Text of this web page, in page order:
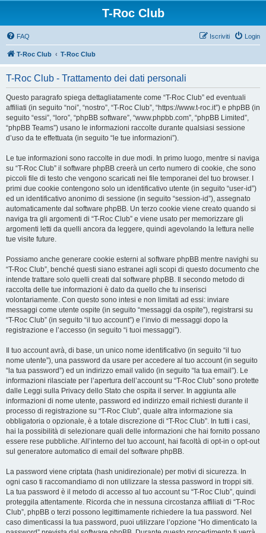
T-Roc Club
FAQ Login
Iscriviti
T-Roc Club T-Roc Club
T-Roc Club - Trattamento dei dati personali
Questo paragrafo spiega dettagliatamente come “T-Roc Club” ed eventuali
affiliati (in seguito “noi”, “nostro”, “T-Roc Club”, “https://www.t-roc.it”) e phpBB (in
seguito “essi”, “loro”, “phpBB software”, “www.phpbb.com”, “phpBB Limited”,
“phpBB Teams”) usano le informazioni raccolte durante qualsiasi sessione
d’uso da te effettuata (in seguito “le tue informazioni”).
Le tue informazioni sono raccolte in due modi. In primo luogo, mentre si naviga
su “T-Roc Club” il software phpBB creerà un certo numero di cookie, che sono
piccoli file di testo che vengono scaricati nei file temporanei del tuo browser. I
primi due cookie contengono solo un identificativo utente (in seguito “user-id”)
ed un identificativo anonimo di sessione (in seguito “session-id”), assegnato
automaticamente dal software phpBB. Un terzo cookie viene creato quando si
naviga tra gli argomenti di “T-Roc Club” e viene usato per memorizzare gli
argomenti letti da quelli ancora da leggere, quindi agevolando la lettura nelle
tue visite future.
Possiamo anche generare cookie esterni al software phpBB mentre navighi su
“T-Roc Club”, benché questi siano estranei agli scopi di questo documento che
intende trattare solo quelli creati dal software phpBB. Il secondo metodo di
raccolta delle tue informazioni è dato da quello che tu inserisci
volontariamente. Con questo sono intesi e non limitati ad essi: inviare
messaggi come utente ospite (in seguito “messaggi da ospite”), registrarsi su
“T-Roc Club” (in seguito “il tuo account”) e l’invio di messaggi dopo la
registrazione e l’accesso (in seguito “i tuoi messaggi”).
Il tuo account avrà, di base, un unico nome identificativo (in seguito “il tuo
nome utente”), una password da usare per accedere al tuo account (in seguito
“la tua password”) ed un indirizzo email valido (in seguito “la tua email”). Le
informazioni rilasciate per l’apertura dell’account su “T-Roc Club” sono protette
dalle Leggi sulla Privacy dello Stato che ospita il server. In aggiunta alle
informazioni di nome utente, password ed indirizzo email richiesti durante il
processo di registrazione su “T-Roc Club”, quale altra informazione sia
obbligatoria o opzionale, è a totale discrezione di “T-Roc Club”. In tutti i casi,
hai la possibilità di selezionare quali delle informazioni che hai fornito possano
essere rese pubbliche. All’interno del tuo account, hai facoltà di opt-in o opt-out
sul generatore automatico di email del software phpBB.
La password viene criptata (hash unidirezionale) per motivi di sicurezza. In
ogni caso ti raccomandiamo di non utilizzare la stessa password in troppi siti.
La tua password è il metodo di accesso al tuo account su “T-Roc Club”, quindi
proteggila attentamente. Ricorda che in nessuna circostanza affiliati di “T-Roc
Club”, phpBB o terzi possono legittimamente richiedere la tua password. Nel
caso dimenticassi la tua password, puoi utilizzare l’opzione “Ho dimenticato la